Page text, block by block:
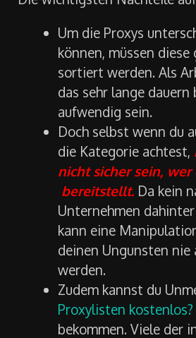
Um die Proxys
können, müssen
sortiert werden. Als
das sehr lange dauern
aufwendig sein.
Doch selbst wenn du
die Kategorie achtest,
nicht sicher sein, wer
bereitstellt. Da kein
Unternehmen
kann eine
deinen Ungunsten nie
werden.
Zudem kannst du
Proxylisten
bekommen. Viele der